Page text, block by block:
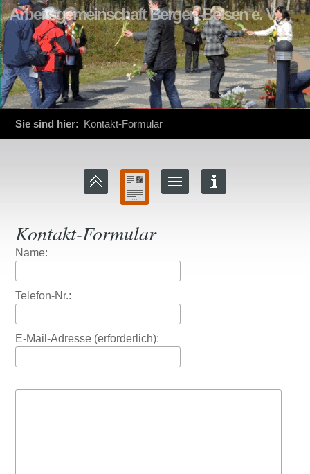
Arbeitsgemeinschaft Bergen-Belsen e. V.
Sie sind hier: Kontakt-Formular
Kontakt-Formular
Name:
Telefon-Nr.:
E-Mail-Adresse (erforderlich):